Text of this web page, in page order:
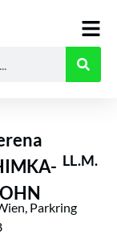
LL.M.
Parkring